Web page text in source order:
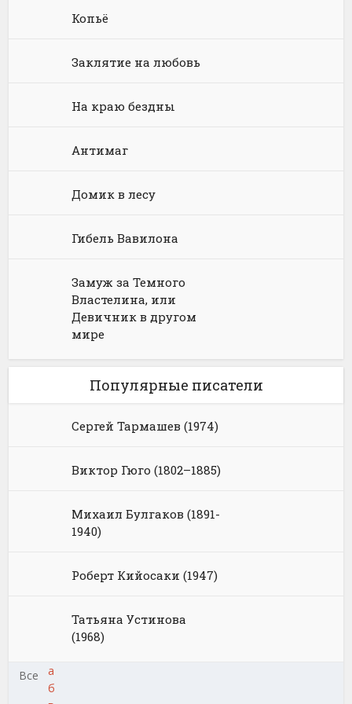
Юриспруденция, право
Попаданцы
Русское фэнтези
Юмористическое фэнтези
Копьё
Заклятие на любовь
На краю бездны
Антимаг
Домик в лесу
Гибель Вавилона
Замуж за Темного
Властелина, или
Девичник в другом
мире
Популярные писатели
Сергей Тармашев (1974)
Виктор Гюго (1802–1885)
Михаил Булгаков (1891-
1940)
Роберт Кийосаки (1947)
Татьяна Устинова
(1968)
Все
а
б